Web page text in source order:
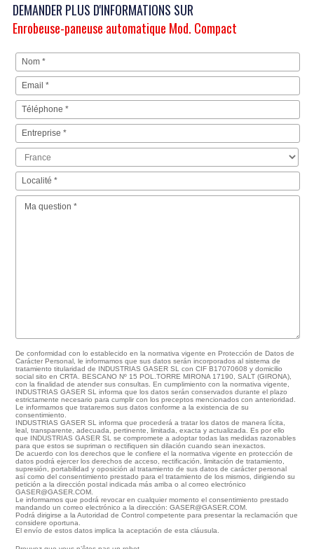
DEMANDER PLUS D'INFORMATIONS SUR
Enrobeuse-paneuse automatique Mod. Compact
De conformidad con lo establecido en la normativa vigente en Protección de Datos de
Carácter Personal, le informamos que sus datos serán incorporados al sistema de
tratamiento titularidad de INDUSTRIAS GASER SL con CIF B17070608 y domicilio
social sito en CRTA. BESCANO Nº 15 POL.TORRE MIRONA 17190, SALT (GIRONA),
con la finalidad de atender sus consultas. En cumplimiento con la normativa vigente,
INDUSTRIAS GASER SL informa que los datos serán conservados durante el plazo
estrictamente necesario para cumplir con los preceptos mencionados con anterioridad.
Le informamos que trataremos sus datos conforme a la existencia de su
consentimiento.
INDUSTRIAS GASER SL informa que procederá a tratar los datos de manera lícita,
leal, transparente, adecuada, pertinente, limitada, exacta y actualizada. Es por ello
que INDUSTRIAS GASER SL se compromete a adoptar todas las medidas razonables
para que estos se supriman o rectifiquen sin dilación cuando sean inexactos.
De acuerdo con los derechos que le confiere el la normativa vigente en protección de
datos podrá ejercer los derechos de acceso, rectificación, limitación de tratamiento,
supresión, portabilidad y oposición al tratamiento de sus datos de carácter personal
así como del consentimiento prestado para el tratamiento de los mismos, dirigiendo su
petición a la dirección postal indicada más arriba o al correo electrónico
GASER@GASER.COM.
Le informamos que podrá revocar en cualquier momento el consentimiento prestado
mandando un correo electrónico a la dirección: GASER@GASER.COM.
Podrá dirigirse a la Autoridad de Control competente para presentar la reclamación que
considere oportuna.
El envío de estos datos implica la aceptación de esta cláusula.